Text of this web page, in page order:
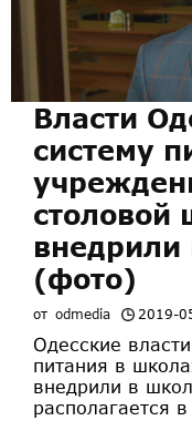
Власти
систему
внедрили
(фото)
от odmedia 2019-
Одесские
питания в
внедрили в
располагается